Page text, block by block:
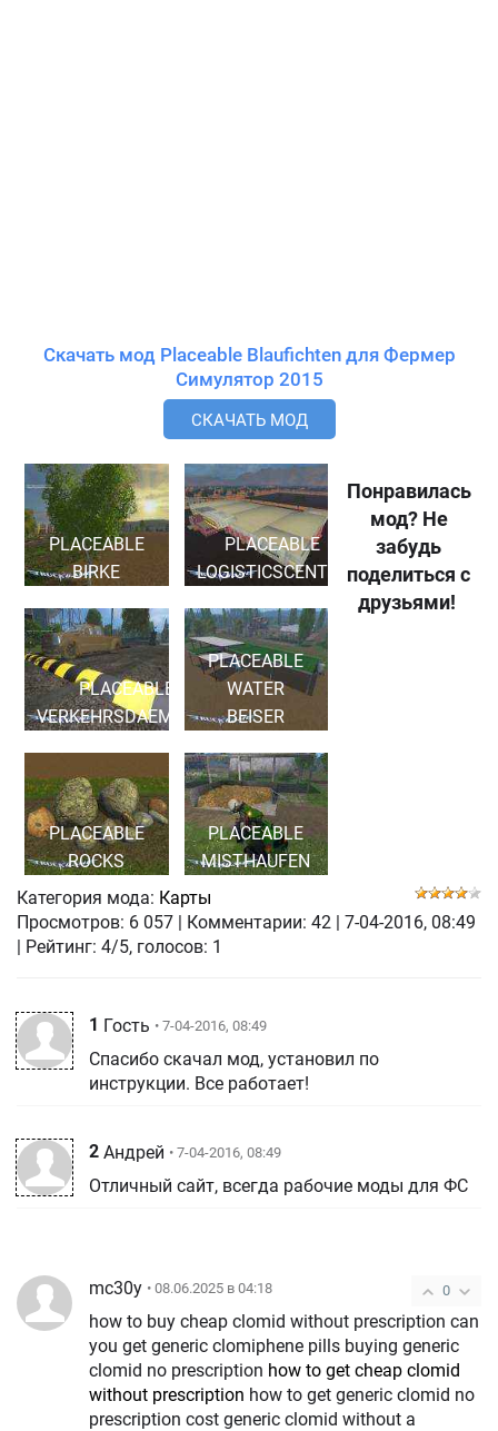
Скачать мод Placeable Blaufichten для Фермер
Симулятор 2015
СКАЧАТЬ МОД
PLACEABLE
BIRKE
PLACEABLE
LOGISTICSCENTER
PLACEABLE
VERKEHRSDAEMPFER
PLACEABLE
WATER
BEISER
PLACEABLE
ROCKS
PLACEABLE
MISTHAUFEN
Понравилась
мод? Не
забудь
поделиться с
друзьями!
Категория мода: Карты
Просмотров: 6 057 Комментарии: 42
7-04-2016, 08:49
| Рейтинг: 4/5, голосов: 1
1 Гость • 7-04-2016, 08:49
Спасибо скачал мод, установил по
инструкции. Все работает!
2 Андрей • 7-04-2016, 08:49
Отличный сайт, всегда рабочие моды для ФС
0
mc30y • 08.06.2025 в 04:18
how to buy cheap clomid without prescription can
you get generic clomiphene pills buying generic
clomid no prescription how to get cheap clomid
without prescription how to get generic clomid no
prescription cost generic clomid without a